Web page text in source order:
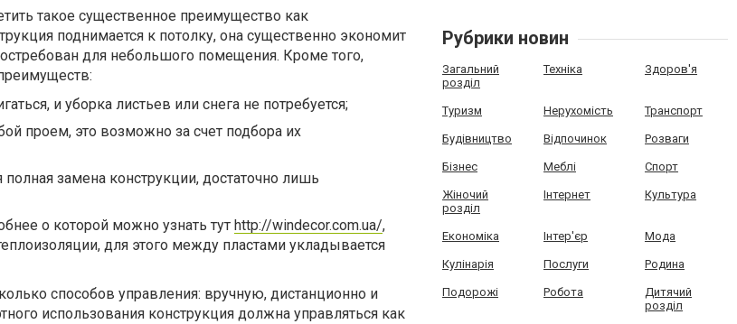
такое существенное преимущество как
поднимается к потолку, она существенно экономит
для небольшого помещения. Кроме того,
и уборка листьев или снега не потребуется;
проем, это возможно за счет подбора их
замена конструкции, достаточно лишь
о которой можно узнать тут http://windecor.com.ua/,
для этого между пластами укладывается
способов управления: вручную, дистанционно и
использования конструкция должна управляться как
Рубрики новин
Загальний
розділ
Техніка Здоров'я
Туризм Нерухомість Транспорт
Будівництво Відпочинок Розваги
Бізнес Меблі Спорт
Жіночий
розділ
Інтернет Культура
Економіка Інтер'єр Мода
Кулінарія Послуги Родина
Подорожі Робота
Дитячий
розділ